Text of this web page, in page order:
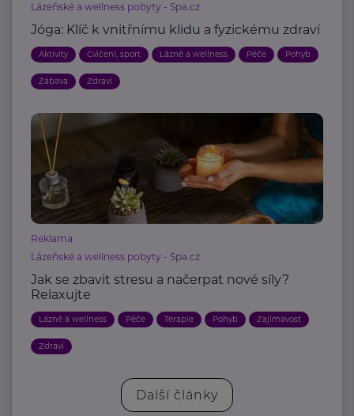
Lázeňské a wellness pobyty - Spa.cz
Jóga: Klíč k vnitřnímu klidu a fyzickému zdraví
Aktivity Cvičení, sport Lázně a wellness Péče Pohyb
Zábava Zdraví
Reklama
Lázeňské a wellness pobyty - Spa.cz
Jak se zbavit stresu a načerpat nové síly?
Relaxujte
Lázně a wellness Péče Terapie Pohyb Zajímavost
Zdraví
Další články